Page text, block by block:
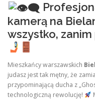
kamerą na
wszystko, zanim
Mieszkańcy warszawskich
judasz jest tak mętny, że
przypominającą ducha z
technologiczną rewolucję!